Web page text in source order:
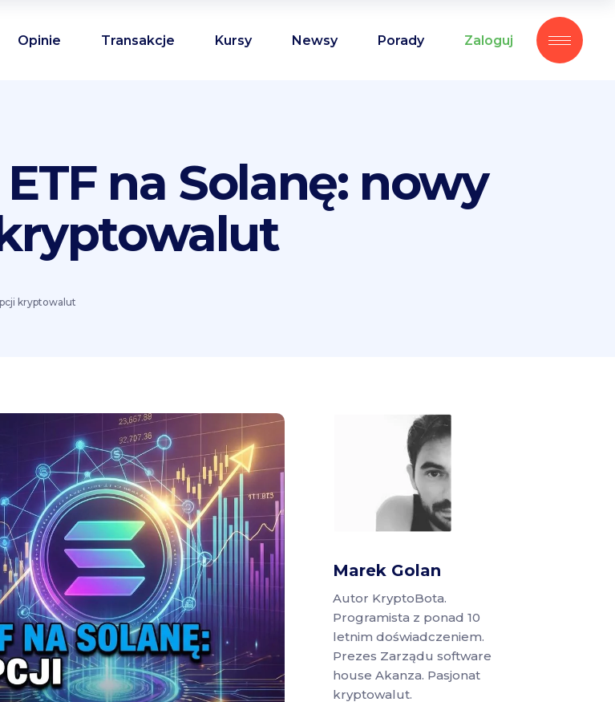
Opinie Transakcje Kursy Newsy Porady Zaloguj
na Solanę: nowy
kryptowalut
Marek Golan
Autor KryptoBota.
Programista z ponad 10
letnim doświadczeniem.
Prezes Zarządu software
house Akanza. Pasjonat
kryptowalut.